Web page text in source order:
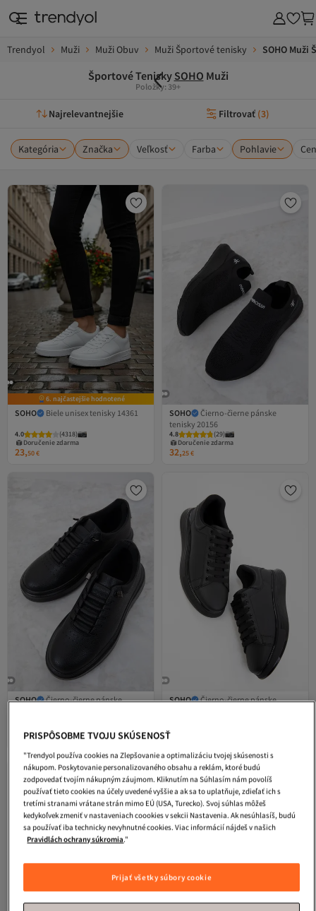
Trendyol Muži Muži Obuv Muži Športové tenisky SOHO Muži
Športové Tenisky SOHO Muži
Položky: 39+
Najrelevantnejšie Filtrovať (3)
Kategória Značka Veľkosť Farba Pohlavie
6. najčastejšie hodnotené
SOHO Biele unisex tenisky 14361
4.0 (4318)
Doručenie zdarma
23,50€
SOHO
Čierno-čierne pánske
tenisky 20156
4.8 (29)
Doručenie zdarma
32,25€
SOHO
Čierno-čierne pánske
Doručenie zdarma
33,87€
SOHO
Čierno-čierne pánske
PRISPÔSOBME TVOJU SKÚSENOSŤ
"Trendyol používa cookies na Zlepšovanie a optimalizáciu tvojej skúsenosti s
nákupom. Poskytovanie personalizovaného obsahu a reklám, ktoré budú
zodpovedať tvojím nákupným záujmom. Kliknutím na Súhlasím nám povolíš
používať tieto cookies na účely uvedené vyššie a ak sa to uplatňuje, zdieľať ich s
tretími stranami vrátane strán mimo EÚ (USA, Turecko). Svoj súhlas môžeš
kedykoľvek zmeniť v nastaveniach coookies v sekcii Nastavenia. Ak nesúhlasíš, budú
sa používať iba technicky nevyhnutné cookies. Viac informácií nájdeš v našich
Pravidlách ochrany súkromia."
Prijať všetky súbory cookie